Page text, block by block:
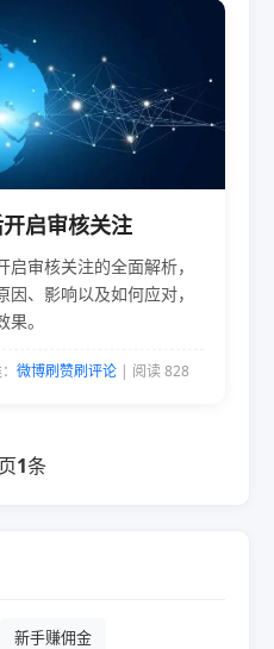
启审核关注
审核关注的全面解析，
、影响以及如何应对，
。
微博刷赞刷评论 | 阅读 828
页1条
新手赚佣金